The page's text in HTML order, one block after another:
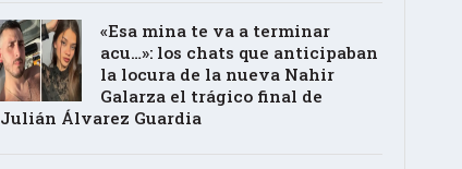
«Esa mina te va a terminar
acu…»: los chats que anticipaban
la locura de la nueva Nahir
Galarza el trágico final de
Julián Álvarez Guardia